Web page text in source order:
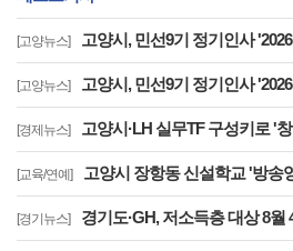
[고양뉴스] 고양시, 민선9기 정기인사 '2026년도
[고양뉴스] 고양시, 민선9기 정기인사 '2026년도 하반
[경제뉴스] 고양시·LH 실무TF 구성키로 '창릉신도시
[교육/연예] 고양시 장항동 신설학교 '방송영상밸리
[경기뉴스] 경기도·GH, 저소득층 대상 8월 4일부터